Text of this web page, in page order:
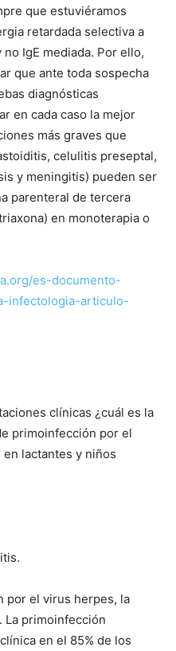
que estuviéramos
retardada selectiva a
IgE mediada. Por ello,
que ante toda sospecha
diagnósticas
en cada caso la mejor
más graves que
celulitis preseptal,
y meningitis) pueden ser
parenteral de tercera
en monoterapia o
es-documento-
infectologia-articulo-
clínicas ¿cuál es la
primoinfección por el
lactantes y niños
por el virus herpes, la
La primoinfección
en el 85% de los